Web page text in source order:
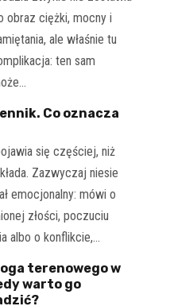
obraz ciężki, mocny i
ale właśnie tu
ten sam
Co oznacza
się częściej, niż
Zazwyczaj niesie
emocjonalny: mówi o
złości, poczuciu
albo o konflikcie,…
terenowego w
warto go